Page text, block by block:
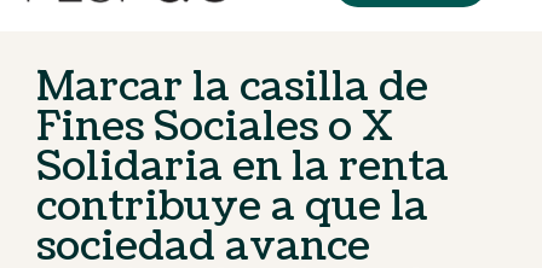
Marcar la casilla de
Fines Sociales o X
Solidaria en la renta
contribuye a que la
sociedad avance